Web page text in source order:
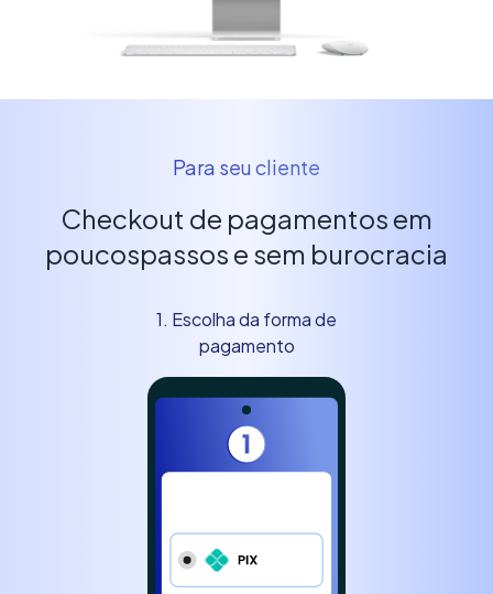
Para seu cliente
Checkout de pagamentos em
poucospassos e sem burocracia
1. Escolha da forma de
pagamento